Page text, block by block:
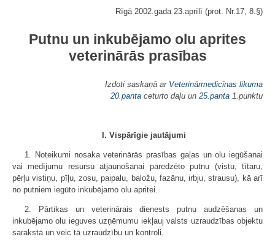
Rīgā 2002.gada 23.aprīlī (prot. Nr.17, 8.§)
Putnu un inkubējamo olu aprites
veterinārās prasības
Izdoti saskaņā ar Veterinārmedicīnas likuma
20.panta ceturto daļu un 25.panta 1.punktu
I. Vispārīgie jautājumi
1. Noteikumi nosaka veterinārās prasības gaļas un olu iegūšanai
vai medījumu resursu atjaunošanai paredzēto putnu (vistu, tītaru,
pērļu vistiņu, pīļu, zosu, paipalu, baložu, fazānu, irbju, strausu), kā arī
no putniem iegūto inkubējamo olu apritei.
2. Pārtikas un veterinārais dienests putnu audzēšanas un
inkubējamo olu ieguves uzņēmumu iekļauj valsts uzraudzības objektu
sarakstā un veic tā uzraudzību un kontroli.